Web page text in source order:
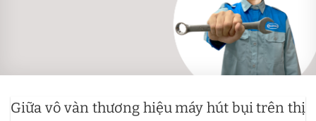
Giữa vô vàn thương hiệu máy hút bụi trên thị